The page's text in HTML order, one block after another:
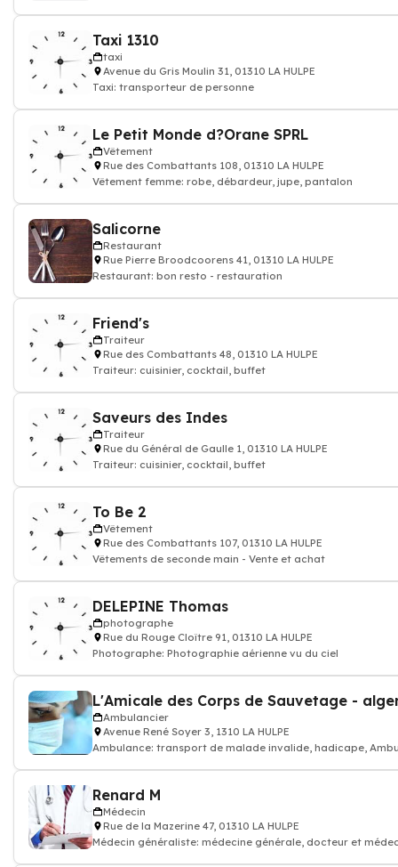
Taxi 1310
taxi
Avenue du Gris Moulin 31, 01310 LA HULPE
Taxi: transporteur de personne
Le Petit Monde d?Orane SPRL
Vêtement
Rue des Combattants 108, 01310 LA HULPE
Vêtement femme: robe, débardeur, jupe, pantalon
Salicorne
Restaurant
Rue Pierre Broodcoorens 41, 01310 LA HULPE
Restaurant: bon resto - restauration
Friend's
Traiteur
Rue des Combattants 48, 01310 LA HULPE
Traiteur: cuisinier, cocktail, buffet
Saveurs des Indes
Traiteur
Rue du Général de Gaulle 1, 01310 LA HULPE
Traiteur: cuisinier, cocktail, buffet
To Be 2
Vêtement
Rue des Combattants 107, 01310 LA HULPE
Vêtements de seconde main - Vente et achat
DELEPINE Thomas
photographe
Rue du Rouge Cloître 91, 01310 LA HULPE
Photographe: Photographie aérienne vu du ciel
Ambulancier
Avenue René Soyer 3, 1310 LA HULPE
Ambulance: transport de malade invalide, hadicape,
Renard M
Médecin
Rue de la Mazerine 47, 01310 LA HULPE
Médecin généraliste: médecine générale, docteur et